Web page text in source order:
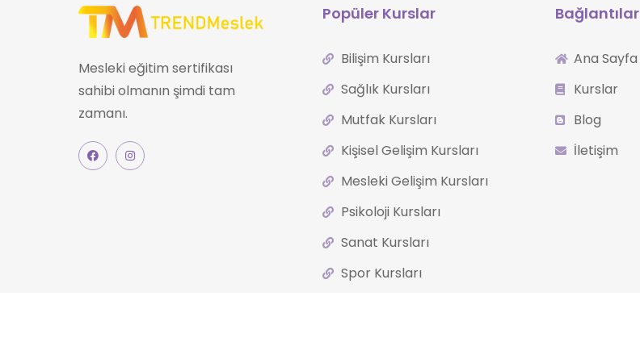
Mesleki eğitim sertifikası
sahibi olmanın şimdi tam
zamanı.
Popüler Kurslar
Bilişim Kursları
Sağlık Kursları
Mutfak Kursları
Kişisel Gelişim Kursları
Mesleki Gelişim Kursları
Psikoloji Kursları
Sanat Kursları
Spor Kursları
Bağlantılar
Ana Sayfa
Kurslar
Blog
İletişim